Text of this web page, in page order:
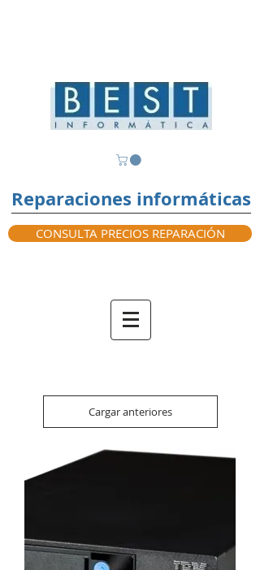
Reparaciones informáticas
CONSULTA PRECIOS REPARACIÓN
Cargar anteriores